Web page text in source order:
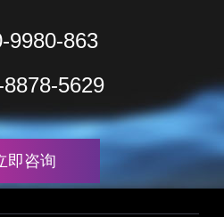
9980-863
5629
即咨询